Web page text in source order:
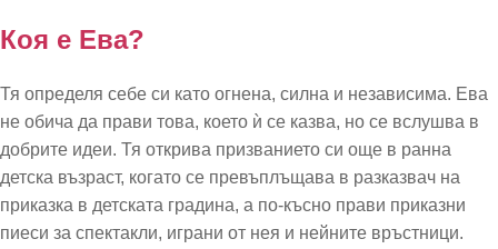
Коя е Ева?
Тя определя себе си като огнена, силна и независима. Ева
не обича да прави това, което ѝ се казва, но се вслушва в
добрите идеи. Тя открива призванието си още в ранна
детска възраст, когато се превъплъщава в разказвач на
приказка в детската градина, а по-късно прави приказни
пиеси за спектакли, играни от нея и нейните връстници.